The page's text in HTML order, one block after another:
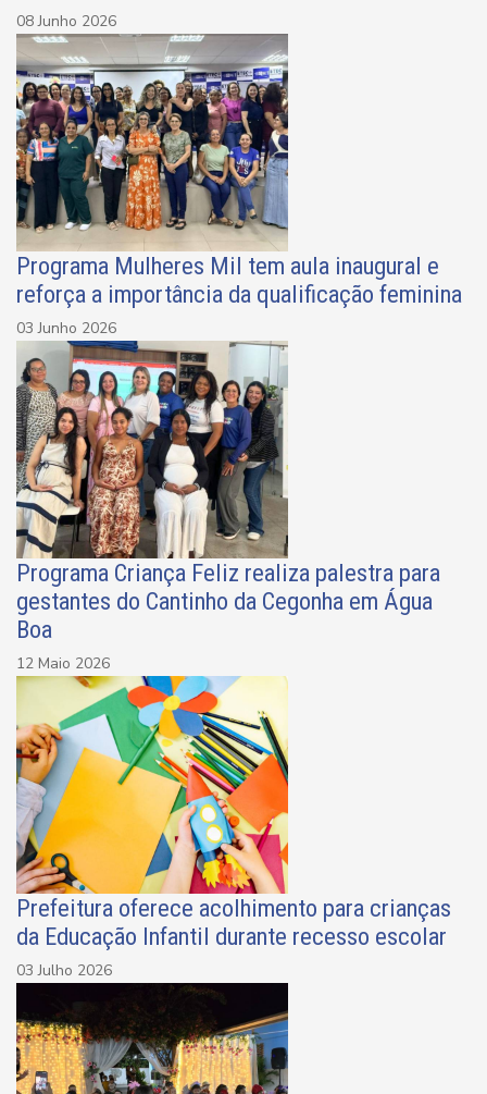
08 Junho 2026
Programa Mulheres Mil tem aula inaugural e
reforça a importância da qualificação feminina
03 Junho 2026
Programa Criança Feliz realiza palestra para
gestantes do Cantinho da Cegonha em Água
Boa
12 Maio 2026
Prefeitura oferece acolhimento para crianças
da Educação Infantil durante recesso escolar
03 Julho 2026